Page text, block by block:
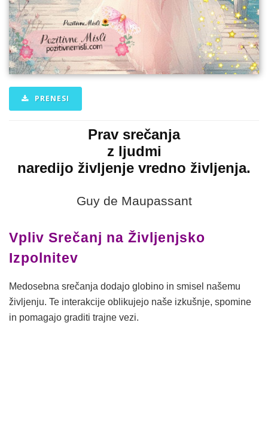
PRENESI
Prav srečanja
z ljudmi
naredijo življenje vredno življenja.
Guy de Maupassant
Vpliv Srečanj na Življenjsko
Izpolnitev
Medosebna srečanja dodajo globino in smisel našemu
življenju. Te interakcije oblikujejo naše izkušnje, spomine
in pomagajo graditi trajne vezi.